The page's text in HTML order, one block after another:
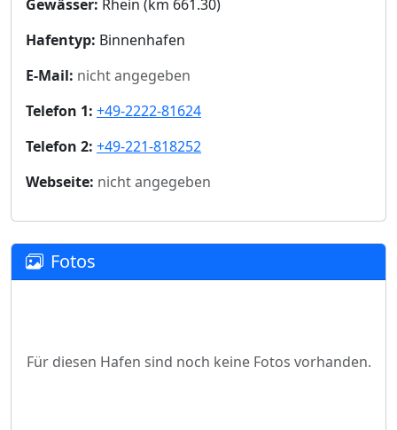
Gewässer: Rhein (km 661.30)
Hafentyp: Binnenhafen
E-Mail: nicht angegeben
Telefon 1: +49-2222-81624
Telefon 2: +49-221-818252
Webseite: nicht angegeben
Fotos
Für diesen Hafen sind noch keine Fotos vorhanden.